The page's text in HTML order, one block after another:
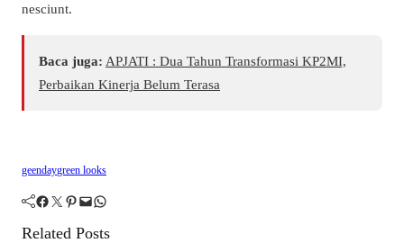
nesciunt.
Baca juga: APJATI : Dua Tahun Transformasi KP2MI,
Perbaikan Kinerja Belum Terasa
geendaygreen looks
Facebook Twitter Pinterest Mail WhatsApp
Related Posts